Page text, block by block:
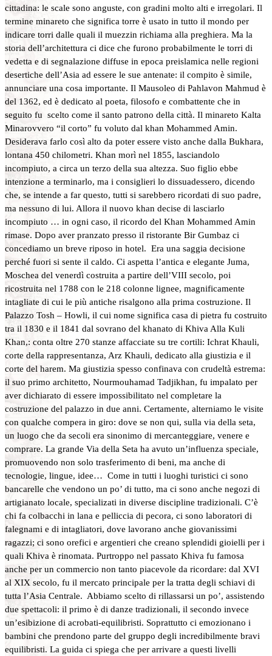
cittadina: le scale sono anguste, con gradini molto alti e irregolari. Il
termine minareto che significa torre è usato in tutto il mondo per
indicare torri dalle quali il muezzin richiama alla preghiera. Ma la
storia dell’architettura ci dice che furono probabilmente le torri di
vedetta e di segnalazione diffuse in epoca preislamica nelle regioni
desertiche dell’Asia ad essere le sue antenate: il compito è simile,
annunciare una cosa importante. Il Mausoleo di Pahlavon Mahmud è
del 1362, ed è dedicato al poeta, filosofo e combattente che in
seguito fu scelto come il santo patrono della città. Il minareto Kalta
Minarovvero “il corto” fu voluto dal khan Mohammed Amin.
Desiderava farlo così alto da poter essere visto anche dalla Bukhara,
lontana 450 chilometri. Khan morì nel 1855, lasciandolo
incompiuto, a circa un terzo della sua altezza. Suo figlio ebbe
intenzione a terminarlo, ma i consiglieri lo dissuadessero, dicendo
che, se intende a far questo, tutti si sarebbero ricordati di suo padre,
ma nessuno di lui. Allora il nuovo khan decise di lasciarlo
incompiuto … in ogni caso, il ricordo del Khan Mohammed Amin
rimase. Dopo aver pranzato presso il ristorante Bir Gumbaz ci
concediamo un breve riposo in hotel. Era una saggia decisione
perché fuori si sente il caldo. Ci aspetta l’antica e elegante Juma,
Moschea del venerdì costruita a partire dell’VIII secolo, poi
ricostruita nel 1788 con le 218 colonne lignee, magnificamente
intagliate di cui le più antiche risalgono alla prima costruzione. Il
Palazzo Tosh – Howli, il cui nome significa casa di pietra fu costruito
tra il 1830 e il 1841 dal sovrano del khanato di Khiva Alla Kuli
Khan,: conta oltre 270 stanze affacciate su tre cortili: Ichrat Khauli,
corte della rappresentanza, Arz Khauli, dedicato alla giustizia e il
corte del harem. Ma giustizia spesso confinava con crudeltà estrema:
il suo primo architetto, Nourmouhamad Tadjikhan, fu impalato per
aver dichiarato di essere impossibilitato nel completare la
costruzione del palazzo in due anni. Certamente, alterniamo le visite
con qualche compera in giro: dove se non qui, sulla via della seta,
un luogo che da secoli era sinonimo di mercanteggiare, venere e
comprare. La grande Via della Seta ha avuto un’influenza speciale,
promuovendo non solo trasferimento di beni, ma anche di
tecnologie, lingue, idee… Come in tutti i luoghi turistici ci sono
bancarelle che vendono un po’ di tutto, ma ci sono anche negozi di
artigianato locale, specializati in diverse discipline tradizionali. C’è
chi fa colbacchi in lana e pelliccia di pecora, ci sono laboratori di
falegnami e di intagliatori, dove lavorano anche giovanissimi
ragazzi; ci sono orefici e argentieri che creano splendidi gioielli per i
quali Khiva è rinomata. Purtroppo nel passato Khiva fu famosa
anche per un commercio non tanto piacevole da ricordare: dal XVI
al XIX secolo, fu il mercato principale per la tratta degli schiavi di
tutta l’Asia Centrale. Abbiamo scelto di rillassarsi un po’, assistendo
due spettacoli: il primo è di danze tradizionali, il secondo invece
un’esibizione di acrobati-equilibristi. Soprattutto ci emozionano i
bambini che prendono parte del gruppo degli incredibilmente bravi
equilibristi. La guida ci spiega che per arrivare a questi livelli